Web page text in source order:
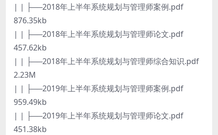
| | ├──2018年上半年系统规划与管理师案例.pdf
876.35kb
| | ├──2018年上半年系统规划与管理师论文.pdf
457.62kb
| | ├──2018年上半年系统规划与管理师综合知识.pdf
2.23M
| | ├──2019年上半年系统规划与管理师案例.pdf
959.49kb
| | ├──2019年上半年系统规划与管理师论文.pdf
451.38kb